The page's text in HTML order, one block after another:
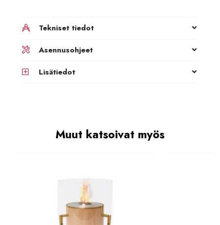
Tekniset tiedot
Asennusohjeet
Lisätiedot
Muut katsoivat myös